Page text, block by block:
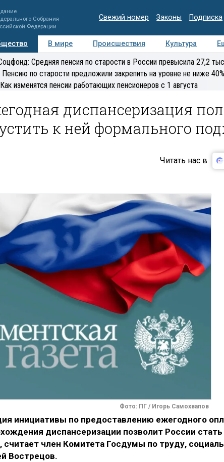
Собрания
Федерации
Свежий номер Законы Подписка
В мире Происшествия Культура
Регионы Медиацентр Интервью
Средняя пенсия по старости в России превысила 27,2
Пенсию по старости предложили закрепить на уровне не ниже
Как изменятся пенсии работающих пенсионеров с 1 августа
диспансеризация
к ней формального
Читать нас в
Фото: ПГ / Игорь Самохвалов
инициативы по предоставлению ежегодного
диспансеризации позволит России стать
член Комитета Госдумы по труду,
Вострецов.